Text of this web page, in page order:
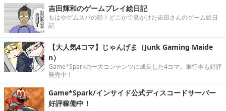
吉田輝和のゲームプレイ絵日記
もはやゲムスパの顔！どこかで見かけた吉田さんのゲーム絵日
記
【大人気4コマ】じゃんげま（Junk Gaming Maide
n）
Game*Sparkの一大コンテンツに成長した4コマ。単行本も好評
発売中！
Game*Spark/インサイド公式ディスコードサーバー
好評稼働中！